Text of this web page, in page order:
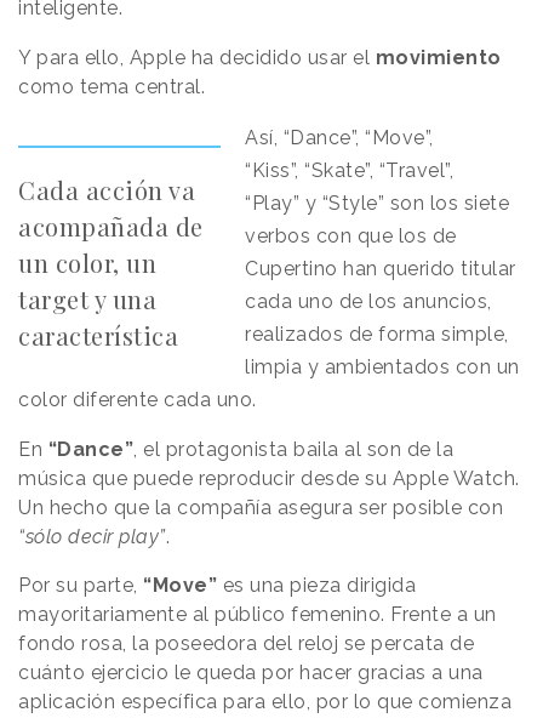
inteligente.
Y para ello, Apple ha decidido usar el movimiento
como tema central.
Cada acción va
acompañada de
un color, un
target y una
característica
Así, “Dance”, “Move”,
“Kiss”, “Skate”, “Travel”,
“Play” y “Style” son los siete
verbos con que los de
Cupertino han querido titular
cada uno de los anuncios,
realizados de forma simple,
limpia y ambientados con un
color diferente cada uno.
En “Dance”, el protagonista baila al son de la
música que puede reproducir desde su Apple Watch.
Un hecho que la compañía asegura ser posible con
“sólo decir play”.
Por su parte, “Move” es una pieza dirigida
mayoritariamente al público femenino. Frente a un
fondo rosa, la poseedora del reloj se percata de
cuánto ejercicio le queda por hacer gracias a una
aplicación específica para ello, por lo que comienza